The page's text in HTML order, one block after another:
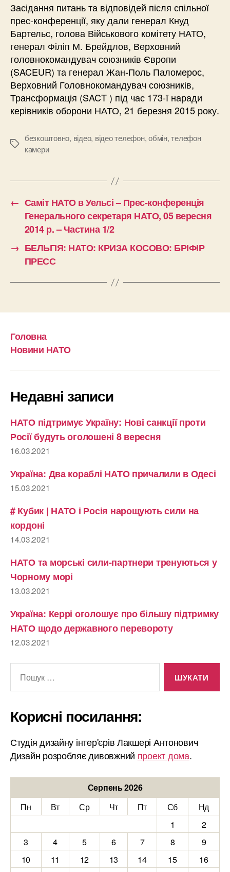
Засідання питань та відповідей після спільної
прес-конференції, яку дали генерал Кнуд
Бартельс, голова Військового комітету НАТО,
генерал Філіп М. Брейдлов, Верховний
головнокомандувач союзників Європи
(SACEUR) та генерал Жан-Поль Паломерос,
Верховний Головнокомандувач союзників,
Трансформація (SACT ) під час 173-ї наради
керівників оборони НАТО, 21 березня 2015 року.
Позначки
безкоштовно, відео, відео телефон,обмін,телефон
камери
← Саміт НАТО в Уельсі – Прес-конференція
Генерального секретаря НАТО, 05 вересня
2014 р. – Частина 1/2
→ БЕЛЬГІЯ: НАТО: КРИЗА КОСОВО: БРІФІР
ПРЕСС
Головна
Новини НАТО
Недавні записи
НАТО підтримує Україну: Нові санкції проти
Росії будуть оголошені 8 вересня
16.03.2021
Україна: Два кораблі НАТО причалили в Одесі
15.03.2021
# Кубик | НАТО і Росія нарощують сили на
кордоні
14.03.2021
НАТО та морські сили-партнери тренуються у
Чорному морі
13.03.2021
Україна: Керрі оголошує про більшу підтримку
НАТО щодо державного перевороту
12.03.2021
Корисні посилання:
Студія дизайну інтер'єрів Лакшері Антонович
Дизайн розробляє дивовжний проект дома.
Серпень 2026
Пн
Вт Ср Чт Пт Сб
Нд
1
2
3
4 5 6 7 8
9
10
11 12 13 14 15
16